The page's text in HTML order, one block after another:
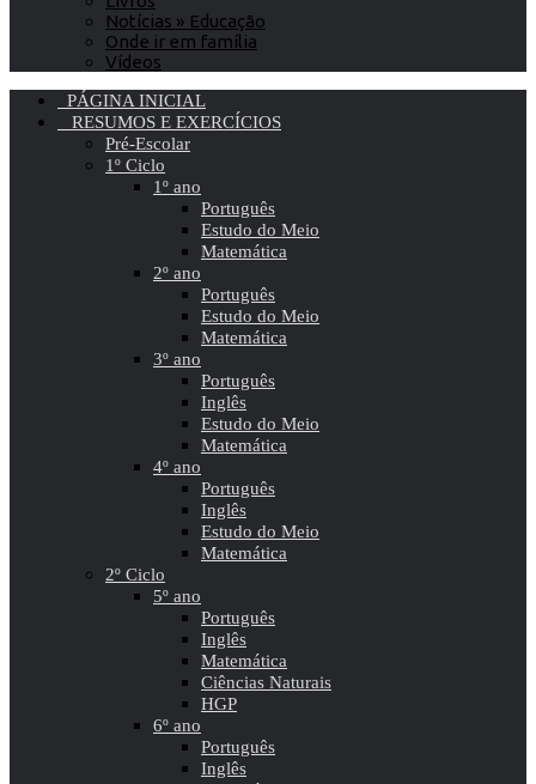
Notícias » Educação
Onde ir em família
Vídeos
PÁGINA INICIAL
RESUMOS E EXERCÍCIOS
Pré-Escolar
1º Ciclo
1º ano
Português
Estudo do Meio
Matemática
2º ano
Português
Estudo do Meio
Matemática
3º ano
Português
Inglês
Estudo do Meio
Matemática
4º ano
Português
Inglês
Estudo do Meio
Matemática
2º Ciclo
5º ano
Português
Inglês
Matemática
Ciências Naturais
HGP
6º ano
Português
Inglês